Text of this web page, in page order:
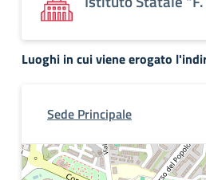
Luoghi in cui viene erogato
Sede Principale